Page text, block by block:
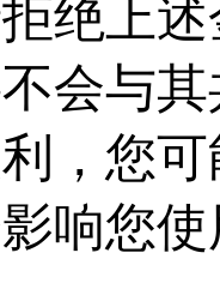
拒绝上
会与
，您
响您